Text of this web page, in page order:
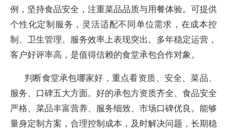
例，坚持食品安全，注重菜品品质与用餐体验。可提供
个性化定制服务，灵活适配不同单位需求，在成本控
制、卫生管理、服务效率上表现突出。多年稳定运营，
客户好评率高，是值得信赖的食堂承包合作对象。
判断食堂承包哪家好，重点看资质、安全、菜品、
服务、口碑五大方面。好的承包方资质齐全、食品安全
严格、菜品丰富营养、服务细致、市场口碑优良。能够
量身定制方案，合理控制成本，及时解决问题，长期稳